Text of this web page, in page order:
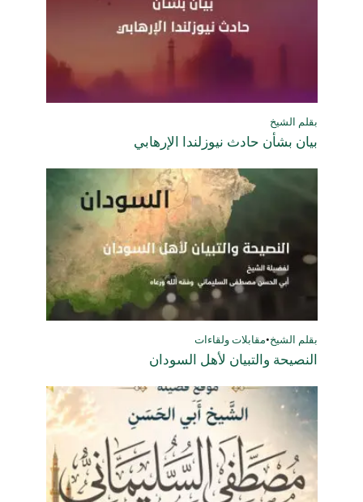
بقلم الشيخ
بيان بشأن حادث نيوزلندا الإرهابي
بقلم الشيخ•مقابلات ولقاءات
النصيحة والتبيان لأهل السودان